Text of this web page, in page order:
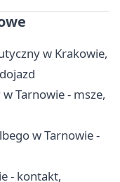
w Krakowie,
Tarnowie - msze,
w Tarnowie -
- kontakt,